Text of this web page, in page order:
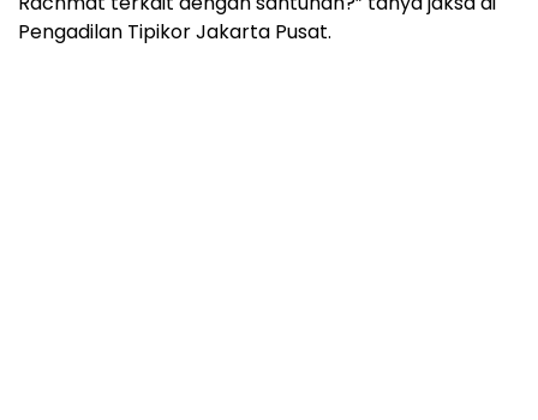
Pengadilan Tipikor Jakarta Pusat.